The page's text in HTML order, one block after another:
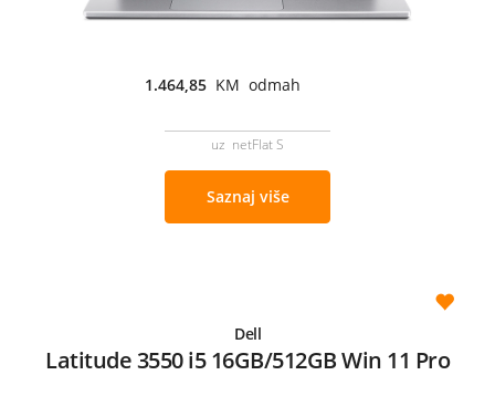
1.464,85 KM odmah
uz netFlat S
Saznaj više
Dell
Latitude 3550 i5 16GB/512GB Win 11 Pro